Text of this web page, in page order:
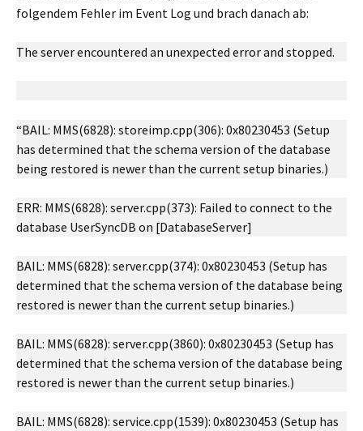
folgendem Fehler im Event Log und brach danach ab:
The server encountered an unexpected error and stopped.
“BAIL: MMS(6828): storeimp.cpp(306): 0x80230453 (Setup
has determined that the schema version of the database
being restored is newer than the current setup binaries.)
ERR: MMS(6828): server.cpp(373): Failed to connect to the
database UserSyncDB on [DatabaseServer]
BAIL: MMS(6828): server.cpp(374): 0x80230453 (Setup has
determined that the schema version of the database being
restored is newer than the current setup binaries.)
BAIL: MMS(6828): server.cpp(3860): 0x80230453 (Setup has
determined that the schema version of the database being
restored is newer than the current setup binaries.)
BAIL: MMS(6828): service.cpp(1539): 0x80230453 (Setup has